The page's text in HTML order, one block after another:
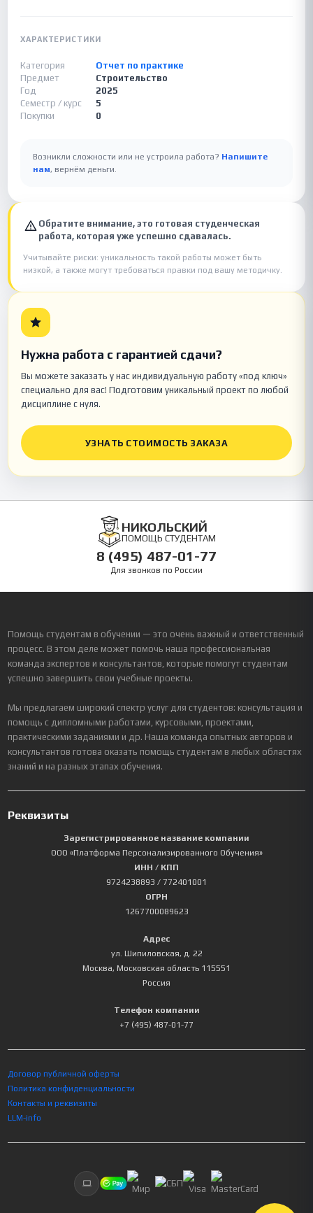
ХАРАКТЕРИСТИКИ
Категория
Отчет по практике
Предмет
Строительство
Год
2025
Семестр / курс
5
Покупки
0
Возникли сложности или не устроила работа? Напишите
нам, вернём деньги.
Обратите внимание, это готовая студенческая
работа, которая уже успешно сдавалась.
Учитывайте риски: уникальность такой работы может быть
низкой, а также могут требоваться правки под вашу методичку.
Нужна работа с гарантией сдачи?
Вы можете заказать у нас индивидуальную работу «под ключ»
специально для вас! Подготовим уникальный проект по любой
дисциплине с нуля.
УЗНАТЬ СТОИМОСТЬ ЗАКАЗА
НИКОЛЬСКИЙ
ПОМОЩЬ СТУДЕНТАМ
8 (495) 487-01-77
Для звонков по России
Помощь студентам в обучении — это очень важный и ответственный
процесс. В этом деле может помочь наша профессиональная
команда экспертов и консультантов, которые помогут студентам
успешно завершить свои учебные проекты.
Мы предлагаем широкий спектр услуг для студентов: консультация и
помощь с дипломными работами, курсовыми, проектами,
практическими заданиями и др. Наша команда опытных авторов и
консультантов готова оказать помощь студентам в любых областях
знаний и на разных этапах обучения.
Реквизиты
Зарегистрированное название компании
ООО «Платформа Персонализированного Обучения»
ИНН / КПП
9724238893 / 772401001
ОГРН
1267700089623
Адрес
ул. Шипиловская, д. 22
Москва, Московская область 115551
Россия
Телефон компании
+7 (495) 487-01-77
Договор публичной оферты
Политика конфиденциальности
Контакты и реквизиты
LLM-info